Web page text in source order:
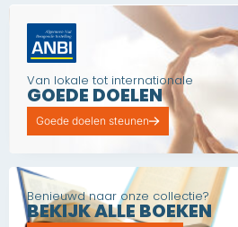
Van lokale tot internationale
GOEDE DOELEN
Goede doelen steunen
Benieuwd naar onze collectie?
BEKIJK ALLE BOEKEN